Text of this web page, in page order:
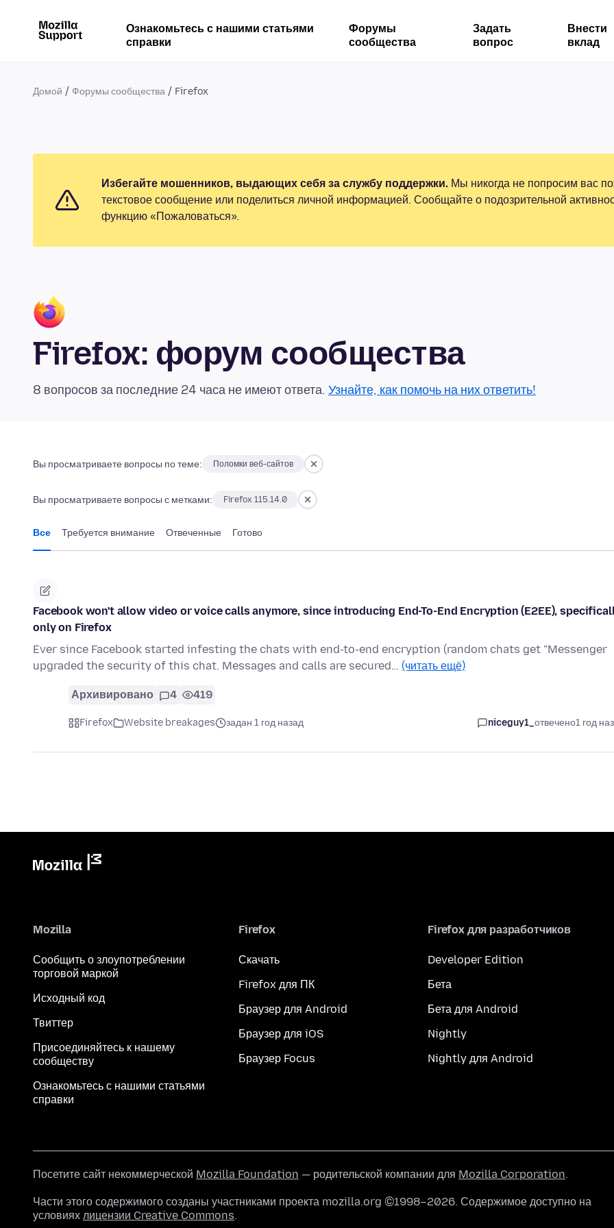
Ознакомьтесь с нашими статьями
справки
Форумы
сообщества
Задать
вопрос
Внести
вклад
Домой Форумы сообщества Firefox
Избегайте мошенников, выдающих себя за службу поддержки. Мы никогда не попросим вас
текстовое сообщение или поделиться личной информацией. Сообщайте о подозрительной
функцию «Пожаловаться».
Firefox: форум сообщества
8 вопросов за последние 24 часа не имеют ответа. Узнайте, как помочь на них ответить!
Вы просматриваете вопросы по теме: Поломки веб-сайтов
Вы просматриваете вопросы с метками: Firefox 115.14.0
Все Требуется внимание Отвеченные Готово
Facebook won't allow video or voice calls anymore, since introducing End-To-End Encryption (E2EE),
only on Firefox
Ever since Facebook started infesting the chats with end-to-end encryption (random chats get "Messenger
upgraded the security of this chat. Messages and calls are secured… (читать ещё)
Архивировано 4 419
Firefox Website breakages задан 1 год назад niceguy1_отвечено1 год
Mozilla
Сообщить о злоупотреблении
торговой маркой
Исходный код
Твиттер
Присоединяйтесь к нашему
сообществу
Ознакомьтесь с нашими статьями
справки
Firefox
Скачать
Firefox для ПК
Браузер для Android
Браузер для iOS
Браузер Focus
Firefox для разработчиков
Developer Edition
Бета
Бета для Android
Nightly
Nightly для Android
Посетите сайт некоммерческой Mozilla Foundation — родительской компании для Mozilla Corporation.
Части этого содержимого созданы участниками проекта mozilla.org ©1998–2026. Содержимое доступно на
условиях лицензии Creative Commons.